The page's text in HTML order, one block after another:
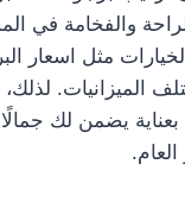
والفخامة في
مثل اسعار
الميزانيات.
يضمن لك